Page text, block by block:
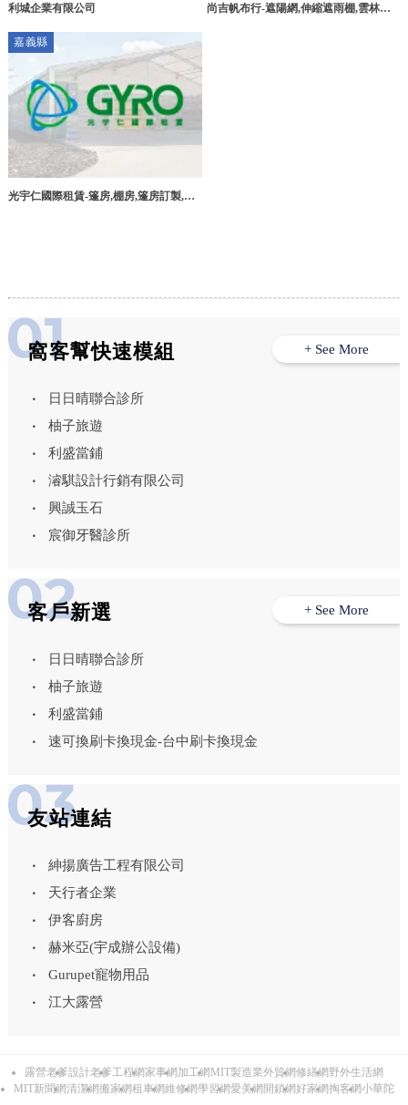
利城企業有限公司
尚吉帆布行-遮陽網,伸縮遮雨棚,雲林遮
嘉義縣
光宇仁國際租賃-篷房,棚房,篷房訂製,篷
窩客幫快速模組
日日晴聯合診所
柚子旅遊
利盛當鋪
濬騏設計行銷有限公司
興誠玉石
宸御牙醫診所
+ See More
客戶新選
日日晴聯合診所
柚子旅遊
利盛當鋪
速可換刷卡換現金-台中刷卡換現金
+ See More
友站連結
紳揚廣告工程有限公司
天行者企業
伊客廚房
赫米亞(宇成辦公設備)
Gurupet寵物用品
江大露營
露營老爹設計老爹工程網家事網加工網MIT製造業外貿網修繕網野外生活網
MIT新聞網清潔網搬家網租車網維修網學習網愛美網開鎖網好家網掏客網小華陀